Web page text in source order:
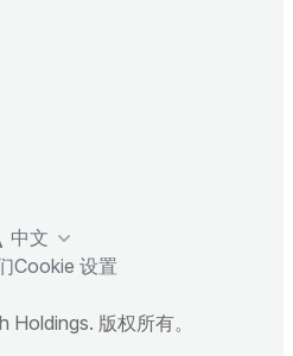
中文
Cookie 设置
版权所有。